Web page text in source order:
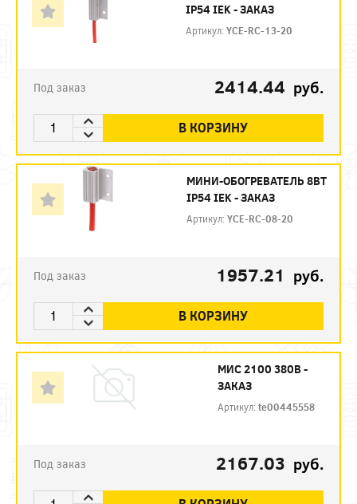
IP54 IEK - ЗАКАЗ
Артикул:YCE-RC-13-20
Под заказ 2414.44 руб.
В КОРЗИНУ
МИНИ-ОБОГРЕВАТЕЛЬ 8ВТ
IP54 IEK - ЗАКАЗ
Артикул:YCE-RC-08-20
Под заказ 1957.21 руб.
В КОРЗИНУ
МИС 2100 380В -
ЗАКАЗ
Артикул:te00445558
Под заказ 2167.03 руб.